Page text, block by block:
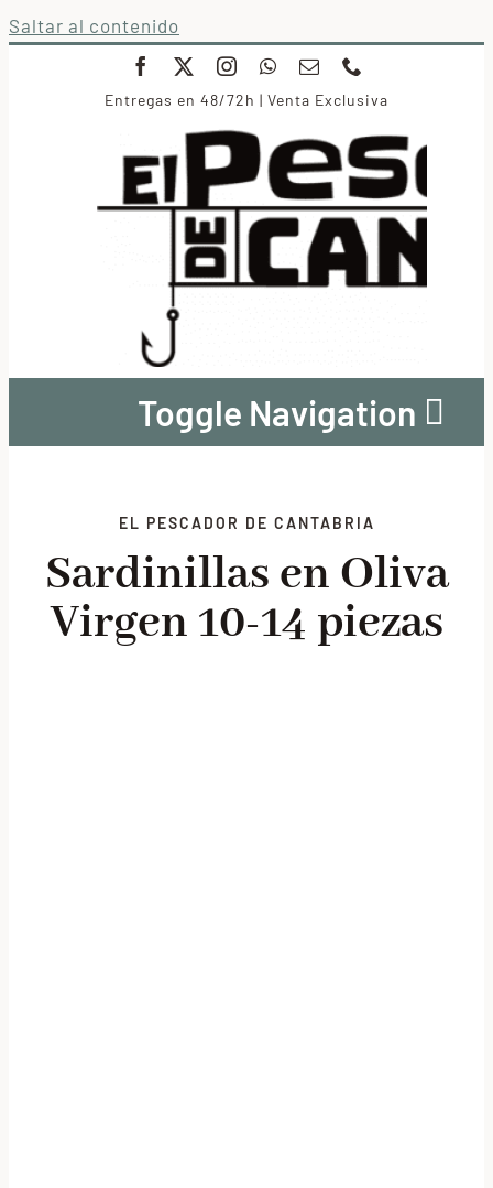
Saltar al contenido
Entregas en 48/72h | Venta Exclusiva
Toggle Navigation
Lotes promocionales
Nosotros
Blog
EL PESCADOR DE CANTABRIA
Sardinillas en Oliva
Virgen 10-14 piezas